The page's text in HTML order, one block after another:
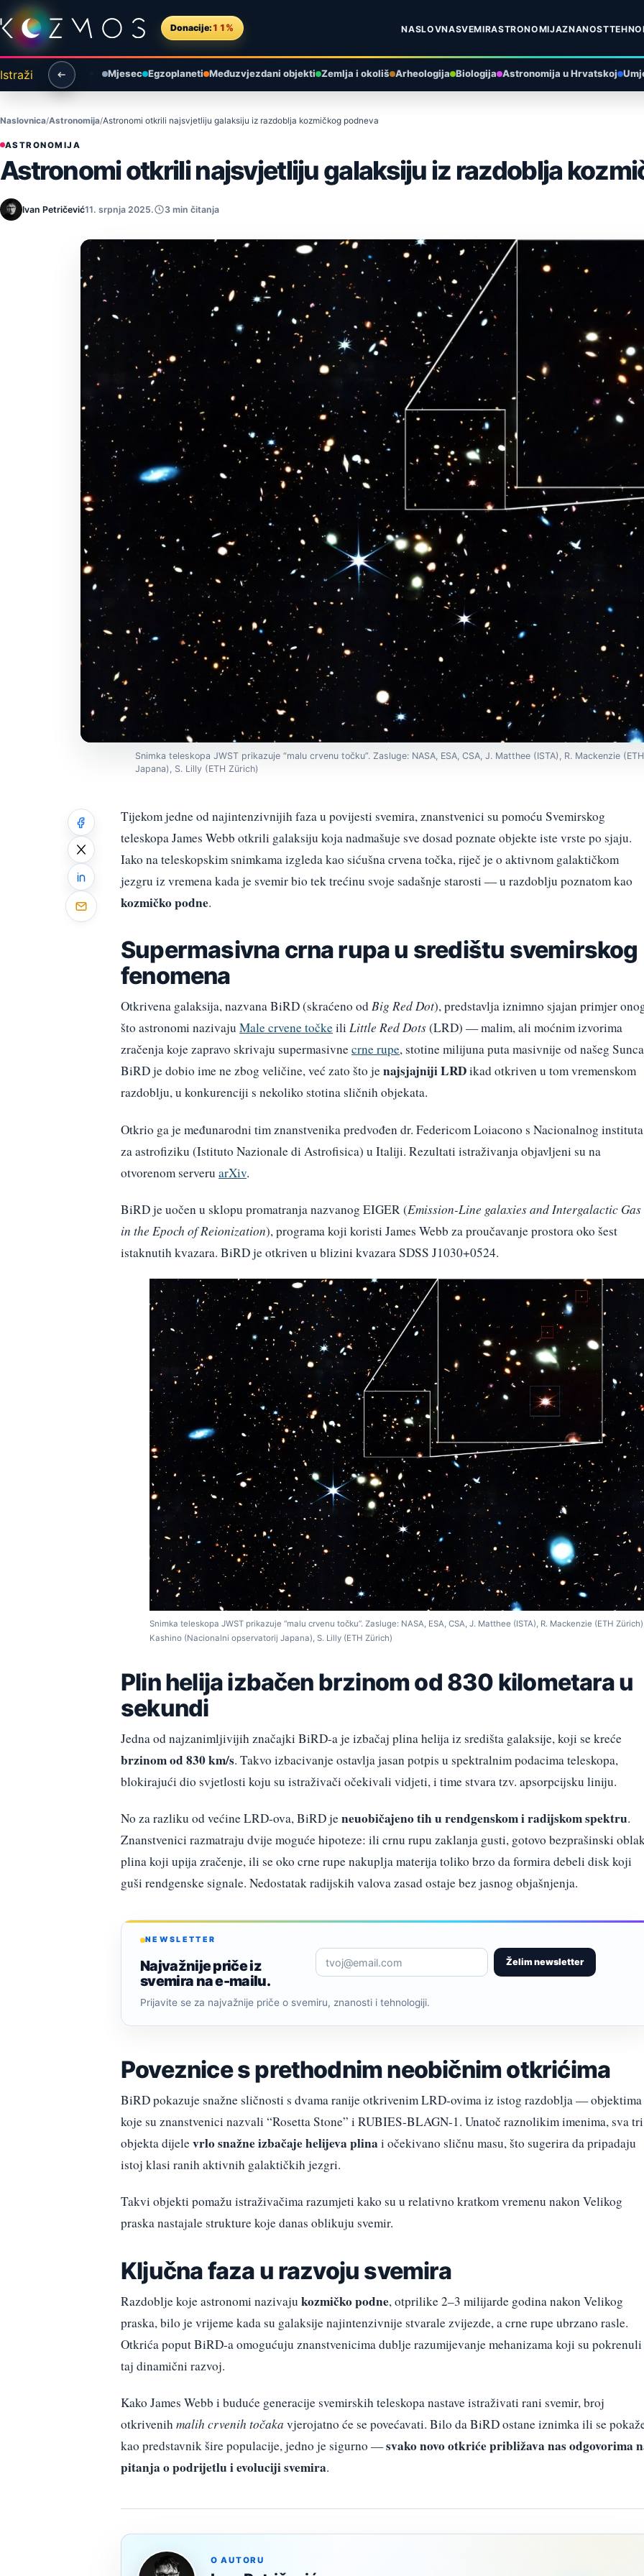
Preskoči na sadržaj
Donacije: 11% NASLOVNASVEMIRASTRONOMIJAZNANOST
Istraži Mjesec Egzoplaneti Međuzvjezdani objekti Zemlja i okoliš Arheologija Biologija Astronomija u Hrvatskoj
Naslovnica Astronomija Astronomi otkrili najsvjetliju galaksiju iz razdoblja kozmičkog podneva
ASTRONOMIJA
Astronomi otkrili najsvjetliju galaksiju iz razdoblja
Ivan Petričević11. srpnja 2025. 3 min čitanja
Snimka teleskopa JWST prikazuje “malu crvenu točku”. Zasluge: NASA, ESA, CSA, J. Matthee (ISTA), R. Mackenzie
Japana), S. Lilly (ETH Zürich)
Tijekom jedne od najintenzivnijih faza u povijesti svemira, znanstvenici su pomoću Svemirskog
teleskopa James Webb otkrili galaksiju koja nadmašuje sve dosad poznate objekte iste vrste po sjaju.
Iako na teleskopskim snimkama izgleda kao sićušna crvena točka, riječ je o aktivnom galaktičkom
jezgru iz vremena kada je svemir bio tek trećinu svoje sadašnje starosti — u razdoblju poznatom kao
kozmičko podne.
Supermasivna crna rupa u središtu svemirskog
fenomena
Otkrivena galaksija, nazvana BiRD (skraćeno odBig Red Dot), predstavlja iznimno sjajan primjer
što astronomi nazivaju Male crvene točkeili Little Red Dots(LRD) — malim, ali moćnim izvorima
zračenja koje zapravo skrivaju supermasivnecrne rupe, stotine milijuna puta masivnije od našeg
BiRD je dobio ime ne zbog veličine, već zato što jenajsjajniji LRDikad otkriven u tom vremenskom
razdoblju, u konkurenciji s nekoliko stotina sličnih objekata.
Otkrio ga je međunarodni tim znanstvenika predvođen dr. Federicom Loiacono s Nacionalnog instituta
za astrofiziku (Istituto Nazionale di Astrofisica) u Italiji. Rezultati istraživanja objavljeni su na
otvorenom serveru arXiv.
BiRD je uočen u sklopu promatranja nazvanog EIGER (Emission-Line galaxies and Intergalactic Gas
in the Epoch of Reionization), programa koji koristi James Webb za proučavanje prostora oko šest
istaknutih kvazara. BiRD je otkriven u blizini kvazara SDSS J1030+0524.
Snimka teleskopa JWST prikazuje “malu crvenu točku”. Zasluge: NASA, ESA, CSA, J. Matthee (ISTA), R. Mackenzie (ETH
Kashino (Nacionalni opservatorij Japana), S. Lilly (ETH Zürich)
Plin helija izbačen brzinom od 830 kilometara u
sekundi
Jedna od najzanimljivijih značajki BiRD-a je izbačaj plina helija iz središta galaksije, koji se kreće
brzinom od 830 km/s. Takvo izbacivanje ostavlja jasan potpis u spektralnim podacima teleskopa,
blokirajući dio svjetlosti koju su istraživači očekivali vidjeti, i time stvara tzv. apsorpcijsku liniju.
No za razliku od većine LRD-ova, BiRD jeneuobičajeno tih u rendgenskom i radijskom spektru.
Znanstvenici razmatraju dvije moguće hipoteze: ili crnu rupu zaklanja gusti, gotovo bezprašinski
plina koji upija zračenje, ili se oko crne rupe nakuplja materija toliko brzo da formira debeli disk koji
guši rendgenske signale. Nedostatak radijskih valova zasad ostaje bez jasnog objašnjenja.
NEWSLETTER
Najvažnije priče iz
svemira na e-mailu.
Želim newsletter
Prijavite se za najvažnije priče o svemiru, znanosti i tehnologiji.
Poveznice s prethodnim neobičnim otkrićima
BiRD pokazuje snažne sličnosti s dvama ranije otkrivenim LRD-ovima iz istog razdoblja — objektima
koje su znanstvenici nazvali “Rosetta Stone” i RUBIES-BLAGN-1. Unatoč raznolikim imenima, sva tri
objekta dijelevrlo snažne izbačaje helijeva plina i očekivano sličnu masu, što sugerira da pripadaju
istoj klasi ranih aktivnih galaktičkih jezgri.
Takvi objekti pomažu istraživačima razumjeti kako su u relativno kratkom vremenu nakon Velikog
praska nastajale strukture koje danas oblikuju svemir.
Ključna faza u razvoju svemira
Razdoblje koje astronomi nazivaju kozmičko podne, otprilike 2–3 milijarde godina nakon Velikog
praska, bilo je vrijeme kada su galaksije najintenzivnije stvarale zvijezde, a crne rupe ubrzano rasle.
Otkrića poput BiRD-a omogućuju znanstvenicima dublje razumijevanje mehanizama koji su pokrenuli
taj dinamični razvoj.
Kako James Webb i buduće generacije svemirskih teleskopa nastave istraživati rani svemir, broj
otkrivenihmalih crvenih točaka vjerojatno će se povećavati. Bilo da BiRD ostane iznimka ili se
kao predstavnik šire populacije, jedno je sigurno —svako novo otkriće približava nas odgovorima
pitanja o podrijetlu i evoluciji svemira.
O AUTORU